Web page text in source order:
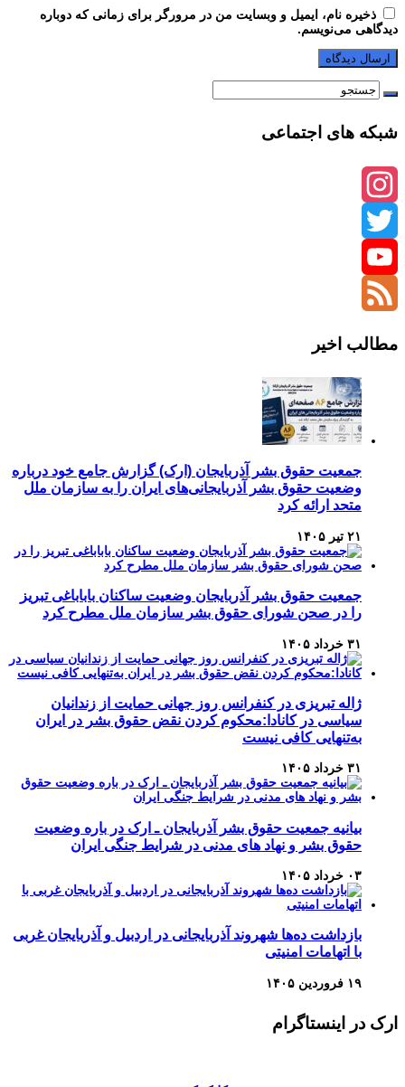
ذخیره نام، ایمیل و وبسایت من در مرورگر برای زمانی که دوباره
دیدگاهی می‌نویسم.
شبکه های اجتماعی
Instagram
Twitter
YouTube
مطالب اخیر
جمعیت حقوق بشر آذربایجان (ارک) گزارش جامع خود درباره
وضعیت حقوق بشر آذربایجانی‌های ایران را به سازمان ملل
متحد ارائه کرد
۲۱ تیر ۱۴۰۵
جمعیت حقوق بشر آذربایجان وضعیت ساکنان باباباغی تبریز
را در صحن شورای حقوق بشر سازمان ملل مطرح کرد
۳۱ خرداد ۱۴۰۵
ژاله تبریزی در کنفرانس روز جهانی حمایت از زندانیان
سیاسی در کانادا:محکوم کردن نقض حقوق بشر در ایران
به‌تنهایی کافی نیست
۳۱ خرداد ۱۴۰۵
بیانیه جمعیت حقوق بشر آذربایجان ـ ارک در باره وضعیت
حقوق بشر و نهاد های مدنی در شرایط جنگی ایران
۰۳ خرداد ۱۴۰۵
بازداشت ده‌ها شهروند آذربایجانی در اردبیل و آذربایجان غربی
با اتهامات امنیتی
۱۹ فروردین ۱۴۰۵
ارک در اینستاگرام